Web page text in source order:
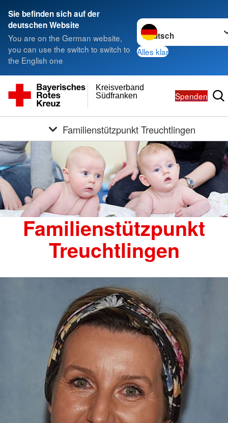
Sie befinden sich auf der
deutschen Website
You are on the German website,
you can use the switch to switch to
the English one
Sprache wechseln zu
Alles klar
Südfranken
Kreisverband
Spenden
Familienstützpunkt Treuchtlingen
Familienstützpunkt
Treuchtlingen